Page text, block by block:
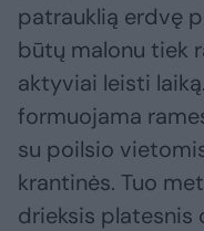
patrauklią erdvę
būtų malonu tiek
aktyviai leisti
formuojama
su poilsio
krantinės. Tuo
drieksis platesnis